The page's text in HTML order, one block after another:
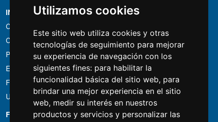
Utilizamos cookies
Este sitio web utiliza cookies y otras
tecnologías de seguimiento para mejorar
su experiencia de navegación con los
siguientes fines: para habilitar la
funcionalidad básica del sitio web, para
brindar una mejor experiencia en el sitio
web, medir su interés en nuestros
productos y servicios y personalizar las
INFORMACIÓN
Condiciones de alquiler
Cotizaciones
Paquetes de ahorro
Encontrado por menos?
Financiacion
Uso
FOTOCOLOMBO.IT